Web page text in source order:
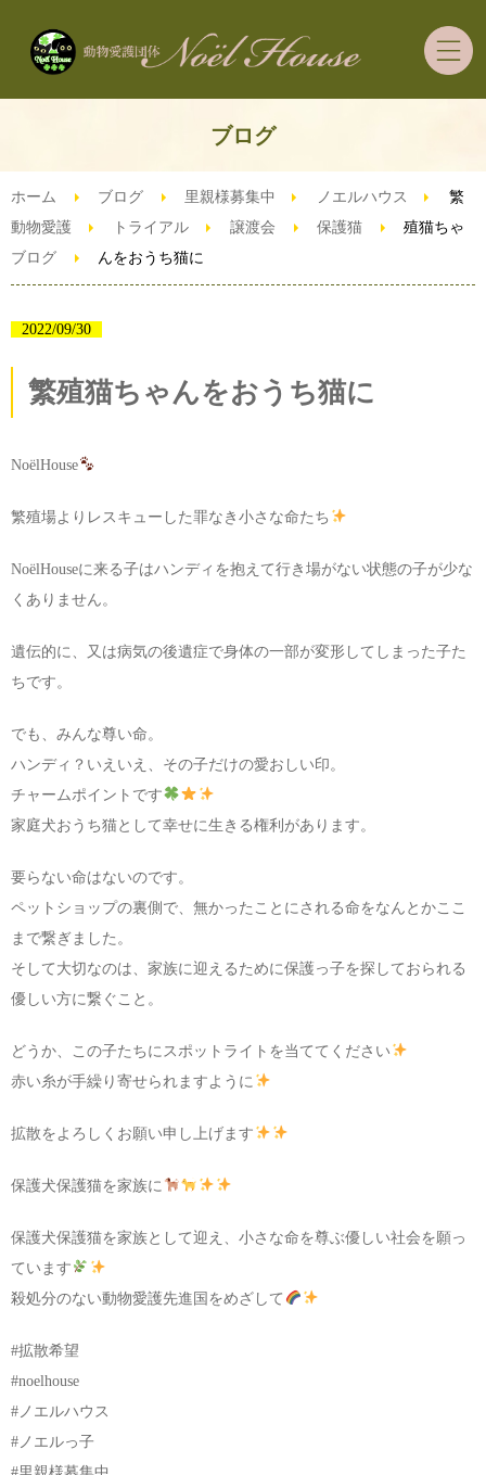
ホーム
里親募集の犬猫ちゃん
里親希望者さまへ
ずっとうちの子預かり制度
お問い合わせ
ブログ
ホーム ブログ 里親様募集中
ノエルハウス
動物愛護
トライアル 譲渡会
保護猫
ブログ
繁
殖猫ちゃ
んをおうち猫に
2022/09/30
繁殖猫ちゃんをおうち猫に
NoëlHouse
繁殖場よりレスキューした罪なき小さな命たち
NoëlHouseに来る子はハンディを抱えて行き場がない状態の子が少な
くありません。
遺伝的に、又は病気の後遺症で身体の一部が変形してしまった子た
ちです。
でも、みんな尊い命。
ハンディ？いえいえ、その子だけの愛おしい印。
チャームポイントです
家庭犬おうち猫として幸せに生きる権利があります。
要らない命はないのです。
ペットショップの裏側で、無かったことにされる命をなんとかここ
まで繋ぎました。
そして大切なのは、家族に迎えるために保護っ子を探しておられる
優しい方に繋ぐこと。
どうか、この子たちにスポットライトを当ててください
赤い糸が手繰り寄せられますように
拡散をよろしくお願い申し上げます
保護犬保護猫を家族に
保護犬保護猫を家族として迎え、小さな命を尊ぶ優しい社会を願っ
ています
殺処分のない動物愛護先進国をめざして
#拡散希望
#noelhouse
#ノエルハウス
#ノエルっ子